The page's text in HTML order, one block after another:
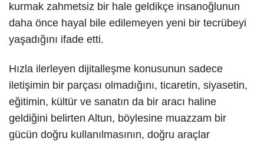
kurmak zahmetsiz bir hale geldikçe insanoğlunun
daha önce hayal bile edilemeyen yeni bir tecrübeyi
yaşadığını ifade etti.
Hızla ilerleyen dijitalleşme konusunun sadece
iletişimin bir parçası olmadığını, ticaretin, siyasetin,
eğitimin, kültür ve sanatın da bir aracı haline
geldiğini belirten Altun, böylesine muazzam bir
gücün doğru kullanılmasının, doğru araçlar